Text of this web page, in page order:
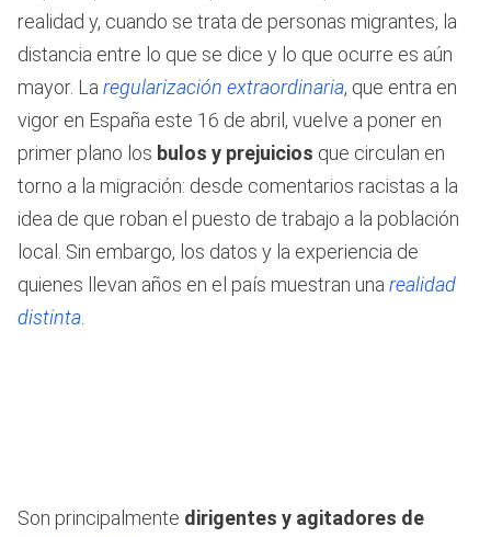
realidad y, cuando se trata de personas migrantes, la
distancia entre lo que se dice y lo que ocurre es aún
mayor. La regularización extraordinaria, que entra en
vigor en España este 16 de abril, vuelve a poner en
primer plano los bulos y prejuicios que circulan en
torno a la migración: desde comentarios racistas a la
idea de que roban el puesto de trabajo a la población
local. Sin embargo, los datos y la experiencia de
quienes llevan años en el país muestran una realidad
distinta
Son principalmente dirigentes y agitadores de